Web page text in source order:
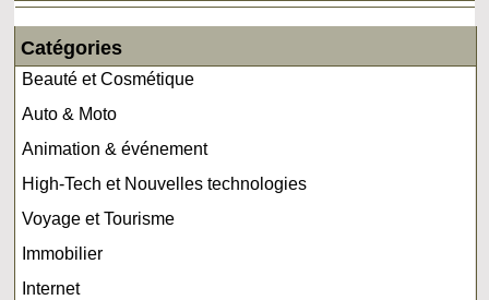
Catégories
Beauté et Cosmétique
Auto & Moto
Animation & événement
High-Tech et Nouvelles technologies
Voyage et Tourisme
Immobilier
Internet